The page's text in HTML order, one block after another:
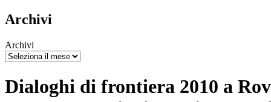
Archivi
Archivi
Dialoghi di frontiera 2010 a